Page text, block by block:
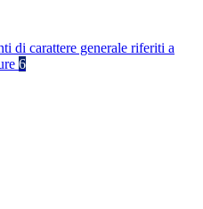
di carattere generale riferiti a
6